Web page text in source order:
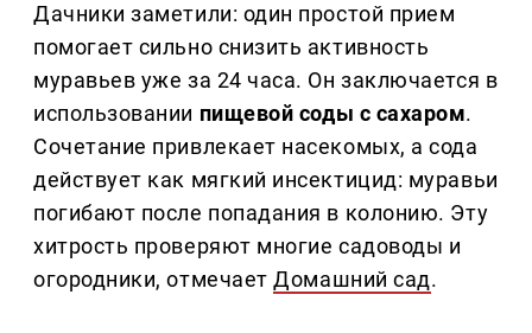
Дачники заметили: один простой прием
помогает сильно снизить активность
муравьев уже за 24 часа. Он заключается в
использовании пищевой соды с сахаром.
Сочетание привлекает насекомых, а сода
действует как мягкий инсектицид: муравьи
погибают после попадания в колонию. Эту
хитрость проверяют многие садоводы и
огородники, отмечаетДомашний сад.